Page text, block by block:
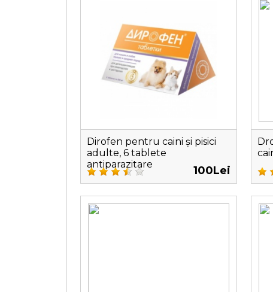
Dirofen pentru caini și pisici
adulte, 6 tablete
antiparazitare
100Lei